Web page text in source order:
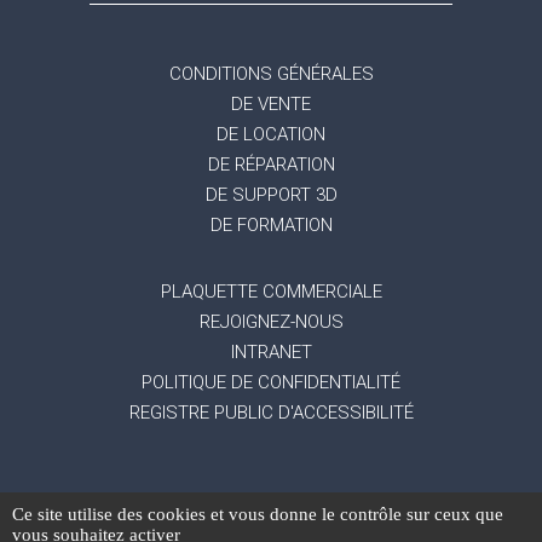
CONDITIONS GÉNÉRALES
DE VENTE
DE LOCATION
DE RÉPARATION
DE SUPPORT 3D
DE FORMATION
PLAQUETTE COMMERCIALE
REJOIGNEZ-NOUS
INTRANET
POLITIQUE DE CONFIDENTIALITÉ
REGISTRE PUBLIC D'ACCESSIBILITÉ
Mentions légales-Gestion des données
Ce site utilise des cookies et vous donne le contrôle sur ceux que
vous souhaitez activer